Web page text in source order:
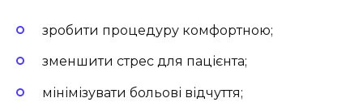
зробити процедуру комфортною;
зменшити стрес для пацієнта;
мінімізувати больові відчуття;